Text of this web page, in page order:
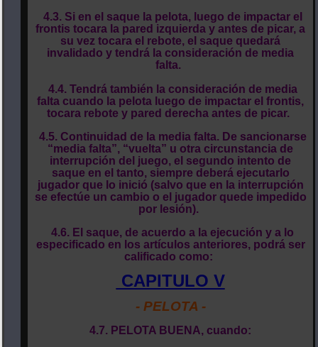
4.3. Si en el saque la pelota, luego de impactar el
frontis tocara la pared izquierda y antes de picar, a
su vez tocara el rebote, el saque quedará
invalidado y tendrá la consideración de media
falta.
4.4. Tendrá también la consideración de media
falta cuando la pelota luego de impactar el frontis,
tocara rebote y pared derecha antes de picar.
4.5. Continuidad de la media falta. De sancionarse
“media falta”, “vuelta” u otra circunstancia de
interrupción del juego, el segundo intento de
saque en el tanto, siempre deberá ejecutarlo
jugador que lo inició (salvo que en la interrupción
se efectúe un cambio o el jugador quede impedido
por lesión).
4.6. El saque, de acuerdo a la ejecución y a lo
especificado en los artículos anteriores, podrá ser
calificado como:
CAPITULO V
- PELOTA -
4.7. PELOTA BUENA, cuando: